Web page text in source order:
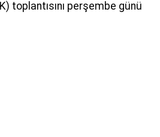
toplantısını perşembe günü